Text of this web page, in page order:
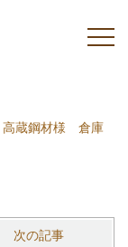
高蔵鋼材様 倉庫
次の記事